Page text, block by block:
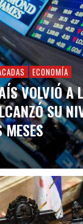
ECONOMÍA
VOLVIÓ A
SU
MESES